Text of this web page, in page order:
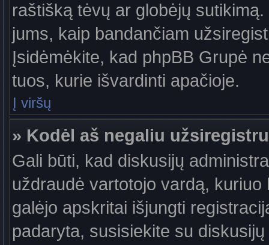
raštišką tėvų ar globėjų
jums, kaip bandančiam
Įsidėmėkite, kad phpBB Grupė
tuos, kurie išvardinti apačioje.
Į viršų
» Kodėl aš negaliu
Gali būti, kad diskusijų
uždraudė vartotojo vardą,
galėjo apskritai išjungti
padaryta, susisiekite su